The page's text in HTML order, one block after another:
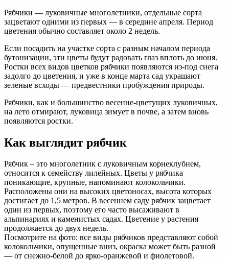
Рябчики — луковичные многолетники, отдельные сорта
зацветают одними из первых — в середине апреля. Период
цветения обычно составляет около 2 недель.
Если посадить на участке сорта с разным началом периода
бутонизации, эти цветы будут радовать глаз вплоть до июня.
Ростки всех видов цветков рябчики появляются из-под снега
задолго до цветения, и уже в конце марта сад украшают
зеленые всходы — предвестники пробуждения природы.
Рябчики, как и большинство весенне-цветущих луковичных,
на лето отмирают, луковица зимует в почве, а затем вновь
появляются ростки.
Как выглядит рябчик
Рябчик – это многолетник с луковичным корнеклубнем,
относится к семейству лилейных. Цветы у рябчика
поникающие, крупные, напоминают колокольчики.
Расположены они на высоких цветоносах, высота которых
достигает до 1,5 метров. В весеннем саду рябчик зацветает
один из первых, поэтому его часто высаживают в
альпинариях и каменистых садах. Цветение у растения
продолжается до двух недель.
Посмотрите на фото: все виды рябчиков представляют собой
колокольчики, опущенные вниз, окраска может быть разной
— от снежно-белой до ярко-оранжевой и фиолетовой.